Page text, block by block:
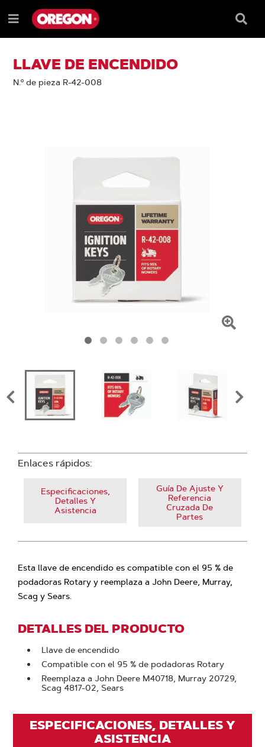
AL
CONTENIDO
AL
DE
Menú
de
LLAVE DE ENCENDIDO
N.º de pieza R-42-008
Enlaces rápidos:
Especificaciones,
Detalles Y
Asistencia
Guía De Ajuste Y
Referencia
Cruzada De
Partes
Esta llave de encendido es compatible con el 95 % de
podadoras Rotary y reemplaza a John Deere, Murray,
Scag y Sears.
DETALLES DEL PRODUCTO
Llave de encendido
Compatible con el 95 % de podadoras Rotary
Reemplaza a John Deere M40718, Murray 20729,
Scag 4817-02, Sears
ESPECIFICACIONES, DETALLES Y
ASISTENCIA